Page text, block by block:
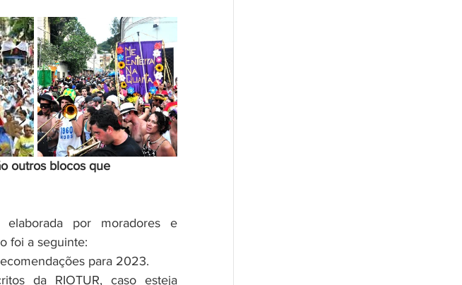
outros blocos que
foi a seguinte:
para 2023.
da RIOTUR, caso esteja